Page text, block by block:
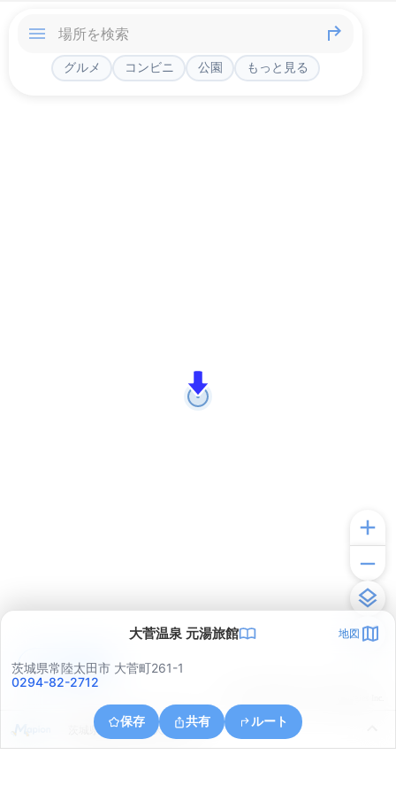
グルメ コンビニ 公園 もっと見る
大菅温泉 元湯旅館 地図
茨城県常陸太田市 大菅町261-1
0294-82-2712
保存 共有 ルート
茨城県常陸太田市天下野町
アプリで見る